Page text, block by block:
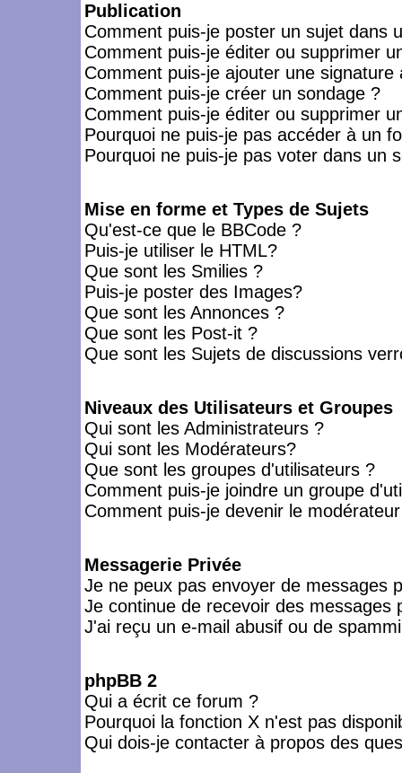
Publication
Comment puis-je poster un sujet dans
Comment puis-je éditer ou supprimer
Comment puis-je ajouter une signature
Comment puis-je créer un sondage ?
Comment puis-je éditer ou supprimer
Pourquoi ne puis-je pas accéder à un
Pourquoi ne puis-je pas voter dans un
Mise en forme et Types de Sujets
Qu'est-ce que le BBCode ?
Puis-je utiliser le HTML?
Que sont les Smilies ?
Puis-je poster des Images?
Que sont les Annonces ?
Que sont les Post-it ?
Que sont les Sujets de discussions
Niveaux des Utilisateurs et Groupes
Qui sont les Administrateurs ?
Qui sont les Modérateurs?
Que sont les groupes d'utilisateurs ?
Comment puis-je joindre un groupe
Comment puis-je devenir le
Messagerie Privée
Je ne peux pas envoyer de messages
Je continue de recevoir des messages
J'ai reçu un e-mail abusif ou de
phpBB 2
Qui a écrit ce forum ?
Pourquoi la fonction X n'est pas
Qui dois-je contacter à propos des